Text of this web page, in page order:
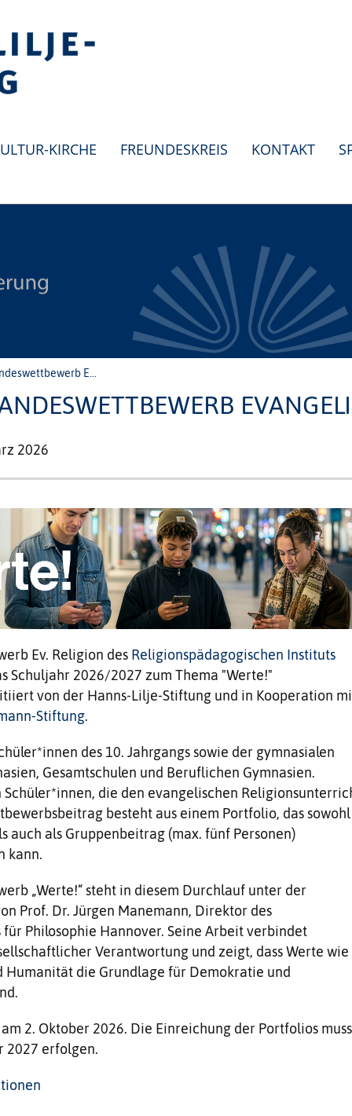
KIRCHE FREUNDESKREIS KONTAKT
E...
2026
Ev. Religion des Religionspädagogischen Instituts
Schuljahr 2026/2027 zum Thema "Werte!"
von der Hanns-Lilje-Stiftung und in Kooperation
Stiftung.
des 10. Jahrgangs sowie der gymnasialen
Gesamtschulen und Beruflichen Gymnasien.
die den evangelischen
besteht aus einem Portfolio, das sowohl
auch als Gruppenbeitrag (max. fünf Personen)
kann.
„Werte!“ steht in diesem Durchlauf unter der
Prof. Dr. Jürgen Manemann, Direktor des
für Philosophie Hannover. Seine Arbeit verbindet
Verantwortung und zeigt, dass Werte wie
Humanität die Grundlage für Demokratie und
2. Oktober 2026. Die Einreichung der Portfolios muss
2027 erfolgen.